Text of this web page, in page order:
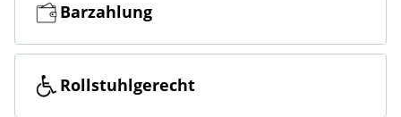
Barzahlung
Rollstuhlgerecht